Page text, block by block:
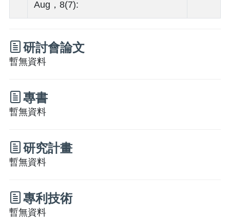
Aug，8(7):
研討會論文
暫無資料
專書
暫無資料
研究計畫
暫無資料
專利技術
暫無資料